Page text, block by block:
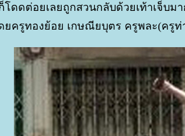
โดดต่อยเลยถูกสวนกลับด้วยเท้าเจ็บ
ครูทองย้อย เกษณียบุตร ครูพละ(ครูท่